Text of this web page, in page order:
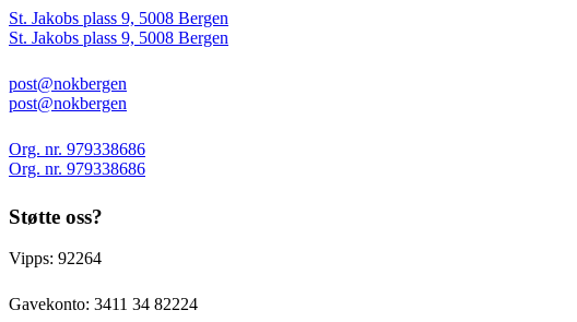
St. Jakobs plass 9, 5008 Bergen
St. Jakobs plass 9, 5008 Bergen
post@nokbergen
post@nokbergen
Org. nr. 979338686
Org. nr. 979338686
Støtte oss?
Vipps: 92264
Gavekonto: 3411 34 82224